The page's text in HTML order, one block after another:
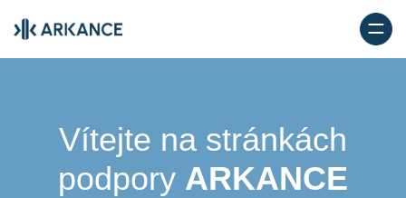
Vítejte na stránkách
podpory ARKANCE